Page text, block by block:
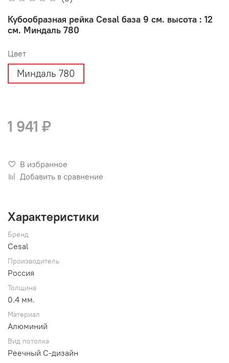
Кубообразная рейка Cesal база 9 см. высота : 12
см. Миндаль 780
Цвет
Миндаль 780
1 941 ₽
В избранное
Добавить в сравнение
Характеристики
Бренд
Cesal
Производитель
Россия
Толщина
0.4 мм.
Материал
Алюминий
Вид потолка
Реечный С-дизайн